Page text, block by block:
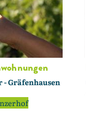
Gräfenhausen